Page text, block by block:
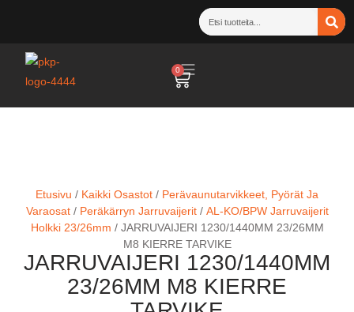
0
Etusivu / Kaikki Osastot / Perävaunutarvikkeet, Pyörät Ja
Varaosat/ Peräkärryn Jarruvaijerit/ AL-KO/BPW Jarruvaijerit
Holkki 23/26mm / JARRUVAIJERI 1230/1440MM 23/26MM
M8 KIERRE TARVIKE
JARRUVAIJERI 1230/1440MM
23/26MM M8 KIERRE